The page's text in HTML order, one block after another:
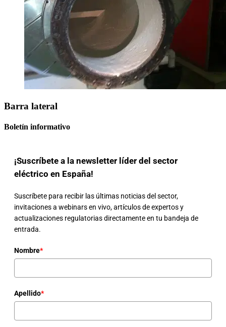
Barra lateral
Boletín informativo
¡Suscríbete a la newsletter líder del sector
eléctrico en España!
Suscríbete para recibir las últimas noticias del sector,
invitaciones a webinars en vivo, artículos de expertos y
actualizaciones regulatorias directamente en tu bandeja de
entrada.
Nombre*
Apellido*